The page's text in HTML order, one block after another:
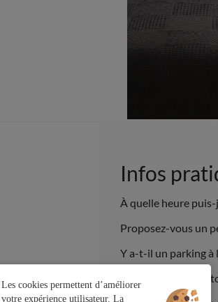
Infos
À quelle heure
Proposez-vous un
Y a-t-il un parking à
Le linge de lit et
Les cookies permettent d’améliorer
votre expérience utilisateur. La